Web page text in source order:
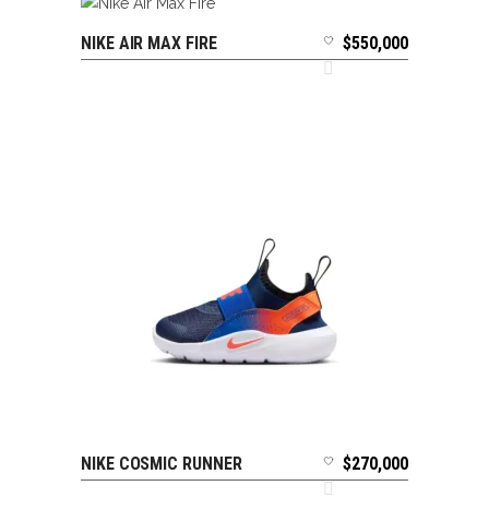
SELECCIONAR OPCIONES
NIKE AIR MAX FIRE $550,000
SELECCIONAR OPCIONES
NIKE COSMIC RUNNER $270,000